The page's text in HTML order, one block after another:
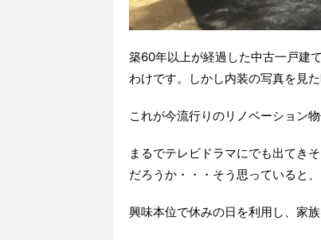
築60年以上が経過した中古一戸建
わけです。しかし内装の写真を見
これが今流行りのリノベーション
まるでテレビドラマにでも出てき
だろうか・・・そう思っていると
興味本位で休みの日を利用し、家